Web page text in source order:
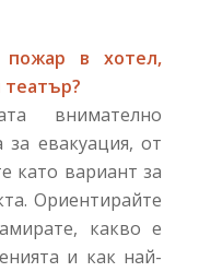
в хотел,
театър?
внимателно
за евакуация, от
като вариант за
Ориентирайте
какво е
и как най-